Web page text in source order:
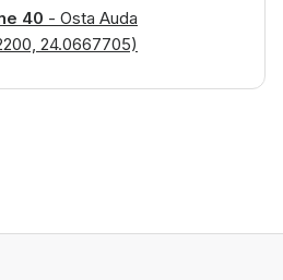
40 - Osta Auda
24.0667705)